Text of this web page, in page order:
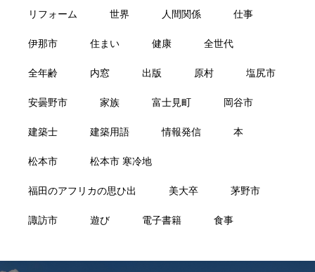
リフォーム 世界 人間関係 仕事
伊那市 住まい 健康 全世代
全年齢 内窓 出版 原村 塩尻市
安曇野市 家族 富士見町 岡谷市
建築士 建築用語 情報発信 本
松本市 松本市 寒冷地
福田のアフリカの思ひ出 美大卒 茅野市
諏訪市 遊び 電子書籍 食事